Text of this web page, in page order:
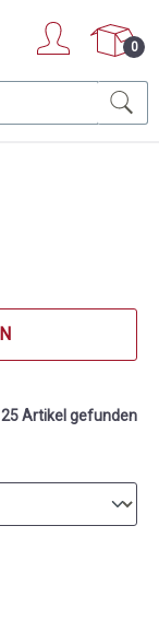
0
25 Artikel gefunden